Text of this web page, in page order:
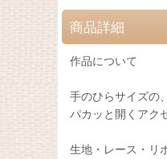
商品詳細
作品について
手のひらサイズの、
パカッと開くアク
生地・レース・リ